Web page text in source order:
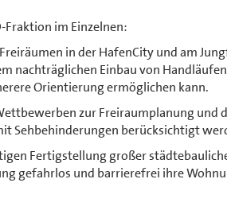
Fraktion im Einzelnen:
in der HafenCity und am
nachträglichen Einbau von
Orientierung ermöglichen kann.
zur Freiraumplanung und
Sehbehinderungen berücksichtigt
Fertigstellung großer
gefahrlos und barrierefrei ihre